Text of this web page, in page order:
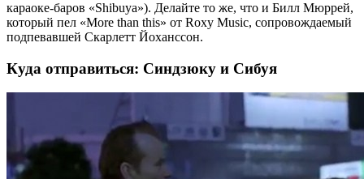
караоке-баров «Shibuya»). Делайте то же, что и Билл Мюррей,
который пел «More than this» от Roxy Music, сопровождаемый
подпевавшей Скарлетт Йоханссон.
Куда отправиться: Синдзюку и Сибуя